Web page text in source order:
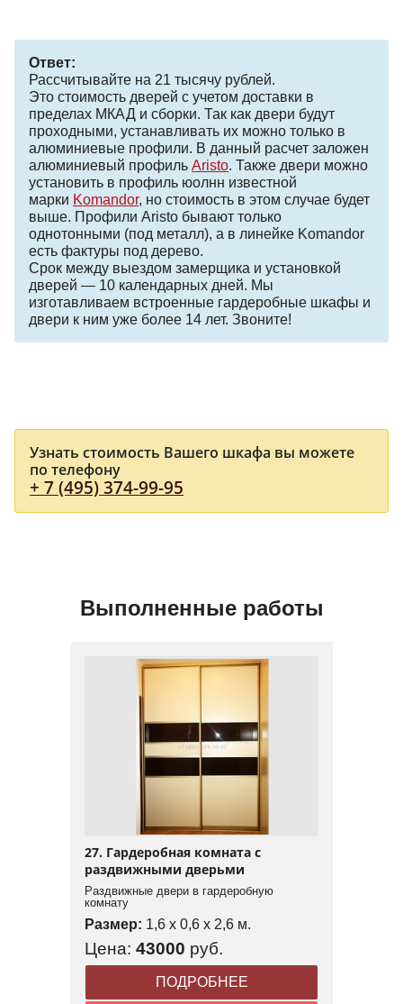
Ответ:
Рассчитывайте на 21 тысячу рублей.
Это стоимость дверей с учетом доставки в
пределах МКАД и сборки. Так как двери будут
проходными, устанавливать их можно только в
алюминиевые профили. В данный расчет заложен
алюминиевый профиль Aristo. Также двери можно
установить в профиль юолнн известной
марки Komandor, но стоимость в этом случае будет
выше. Профили Aristo бывают только
однотонными (под металл), а в линейке Komandor
есть фактуры под дерево.
Срок между выездом замерщика и установкой
дверей — 10 календарных дней. Мы
изготавливаем встроенные гардеробные шкафы и
двери к ним уже более 14 лет. Звоните!
Узнать стоимость Вашего шкафа вы можете
по телефону
+ 7 (495) 374-99-95
Выполненные работы
27. Гардеробная комната с
раздвижными дверьми
Раздвижные двери в гардеробную
комнату
Размер: 1,6 x 0,6 x 2,6 м.
Цена: 43000 руб.
ПОДРОБНЕЕ